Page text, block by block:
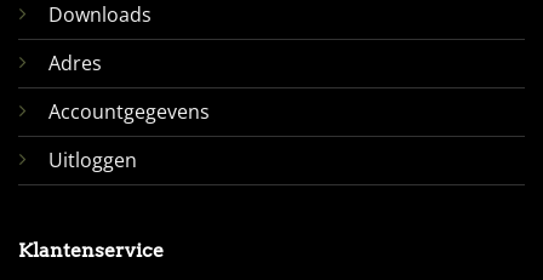
Downloads
Adres
Accountgegevens
Uitloggen
Klantenservice